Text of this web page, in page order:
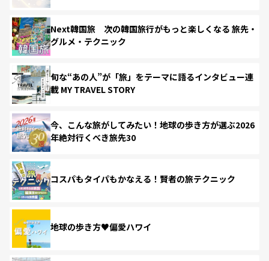
Next韓国旅 次の韓国旅行がもっと楽しくなる 旅先・
グルメ・テクニック
旬な“あの人”が「旅」をテーマに語るインタビュー連
載 MY TRAVEL STORY
今、こんな旅がしてみたい！地球の歩き方が選ぶ2026
年絶対行くべき旅先30
コスパもタイパもかなえる！賢者の旅テクニック
地球の歩き方♥偏愛ハワイ